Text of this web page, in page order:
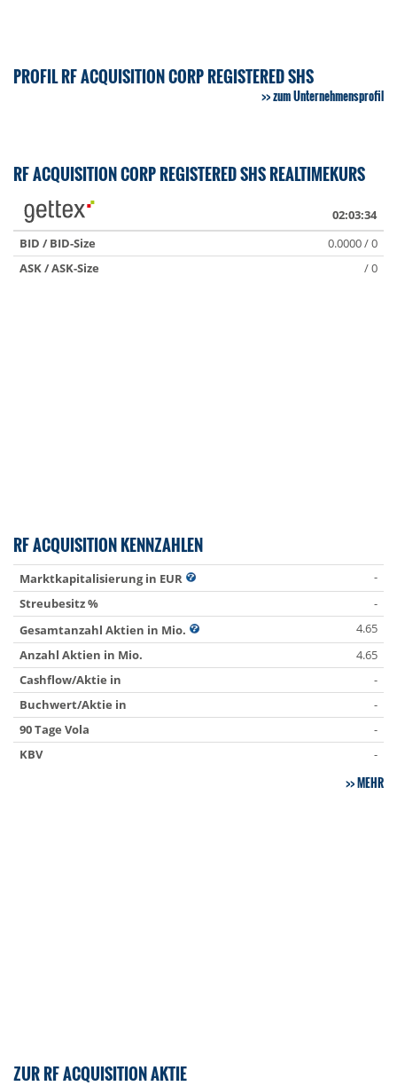
PROFIL RF ACQUISITION CORP REGISTERED SHS
zum Unternehmensprofil
RF ACQUISITION CORP REGISTERED SHS REALTIMEKURS
02:03:34
BID / BID-Size
0.0000 / 0
ASK / ASK-Size
/ 0
RF ACQUISITION KENNZAHLEN
Marktkapitalisierung in EUR
-
Streubesitz %
-
Gesamtanzahl Aktien in Mio.
4.65
Anzahl Aktien in Mio.
4.65
Cashflow/Aktie in
-
Buchwert/Aktie in
-
90 Tage Vola
-
KBV
-
MEHR
ZUR RF ACQUISITION AKTIE